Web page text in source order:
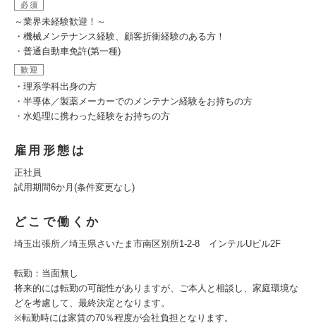
必須
～業界未経験歓迎！～
・機械メンテナンス経験、顧客折衝経験のある方！
・普通自動車免許(第一種)
歓迎
・理系学科出身の方
・半導体／製薬メーカーでのメンテナン経験をお持ちの方
・水処理に携わった経験をお持ちの方
雇用形態は
正社員
試用期間6か月(条件変更なし)
どこで働くか
埼玉出張所／埼玉県さいたま市南区別所1-2-8 インテルUビル2F
転勤：当面無し
将来的には転勤の可能性がありますが、ご本人と相談し、家庭環境な
どを考慮して、最終決定となります。
※転勤時には家賃の70％程度が会社負担となります。